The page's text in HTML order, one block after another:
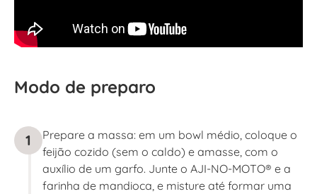
Modo de preparo
1
Prepare a massa: em um bowl médio, coloque o
feijão cozido (sem o caldo) e amasse, com o
auxílio de um garfo. Junte o AJI-NO-MOTO® e a
farinha de mandioca, e misture até formar uma